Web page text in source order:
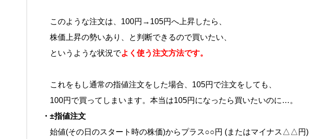
このような注文は、100円→105円へ上昇したら、
株価上昇の勢いあり、と判断できるので買いたい、
というような状況でよく使う注文方法です。
これをもし通常の指値注文をした場合、105円で注文をしても、
100円で買ってしまいます。本当は105円になったら買いたいのに…。
・±指値注文
始値(その日のスタート時の株価)からプラス○○円 (またはマイナス△△円)